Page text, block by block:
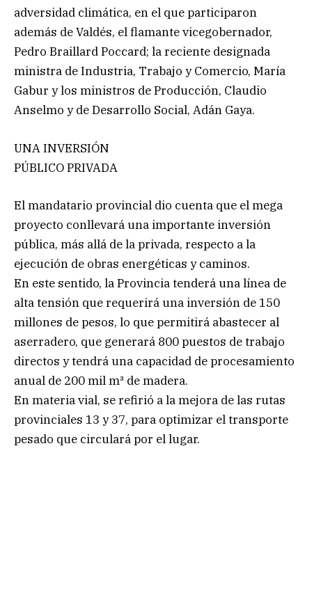
adversidad climática, en el que participaron
además de Valdés, el flamante vicegobernador,
Pedro Braillard Poccard; la reciente designada
ministra de Industria, Trabajo y Comercio, María
Gabur y los ministros de Producción, Claudio
Anselmo y de Desarrollo Social, Adán Gaya.
UNA INVERSIÓN
PÚBLICO PRIVADA
El mandatario provincial dio cuenta que el mega
proyecto conllevará una importante inversión
pública, más allá de la privada, respecto a la
ejecución de obras energéticas y caminos.
En este sentido, la Provincia tenderá una línea de
alta tensión que requerirá una inversión de 150
millones de pesos, lo que permitirá abastecer al
aserradero, que generará 800 puestos de trabajo
directos y tendrá una capacidad de procesamiento
anual de 200 mil m³ de madera.
En materia vial, se refirió a la mejora de las rutas
provinciales 13 y 37, para optimizar el transporte
pesado que circulará por el lugar.